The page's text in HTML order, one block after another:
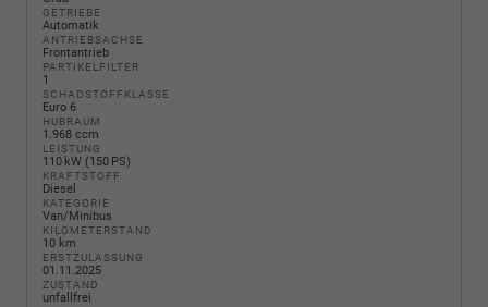
GETRIEBE
Automatik
ANTRIEBSACHSE
Frontantrieb
PARTIKELFILTER
1
SCHADSTOFFKLASSE
Euro 6
HUBRAUM
1.968 ccm
LEISTUNG
110 kW (150 PS)
KRAFTSTOFF
Diesel
KATEGORIE
Van/Minibus
KILOMETERSTAND
10 km
ERSTZULASSUNG
01.11.2025
ZUSTAND
unfallfrei